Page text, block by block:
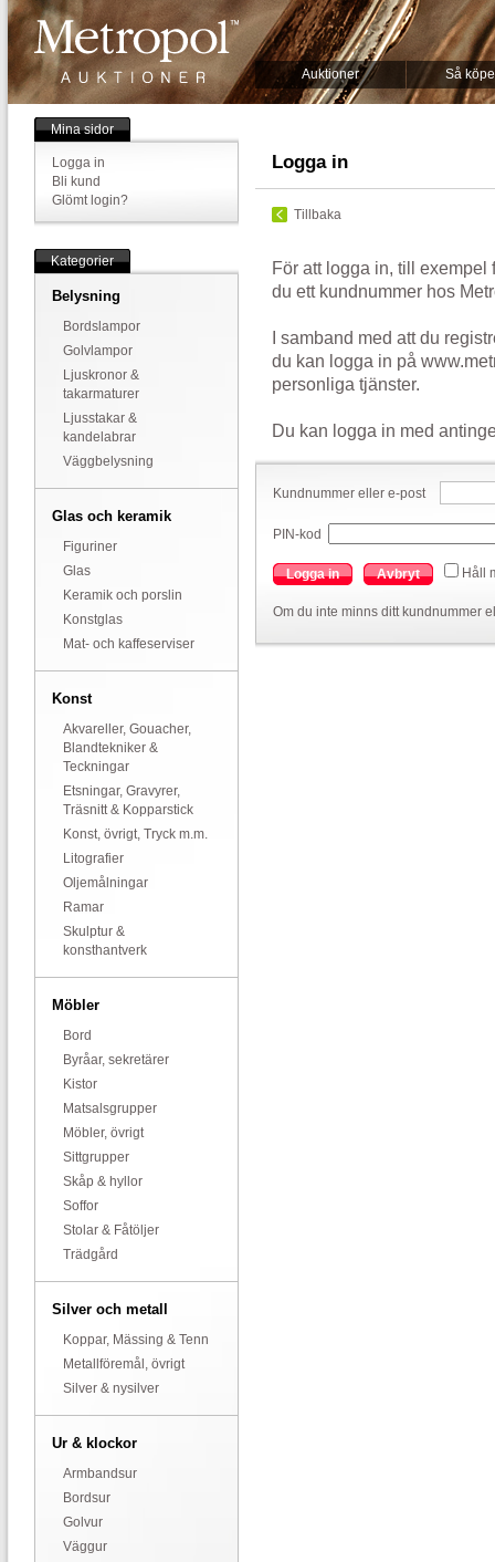
Auktioner Så
Mina sidor
Logga in
Bli kund
Glömt login?
Kategorier
Belysning
Bordslampor
Golvlampor
Ljuskronor &
takarmaturer
Ljusstakar &
kandelabrar
Väggbelysning
Glas och keramik
Figuriner
Glas
Keramik och porslin
Konstglas
Mat- och kaffeserviser
Konst
Akvareller, Gouacher,
Blandtekniker &
Teckningar
Etsningar, Gravyrer,
Träsnitt & Kopparstick
Konst, övrigt, Tryck m.m.
Litografier
Oljemålningar
Ramar
Skulptur &
konsthantverk
Möbler
Bord
Byråar, sekretärer
Kistor
Matsalsgrupper
Möbler, övrigt
Sittgrupper
Skåp & hyllor
Soffor
Stolar & Fåtöljer
Trädgård
Silver och metall
Koppar, Mässing & Tenn
Metallföremål, övrigt
Silver & nysilver
Ur & klockor
Armbandsur
Bordsur
Golvur
Väggur
Logga in
Tillbaka
För att logga in, till exempel
du ett kundnummer hos
I samband med att du
du kan logga in på
personliga tjänster.
Du kan logga in med
Kundnummer eller e-post
PIN-kod
Logga in Avbryt Håll
Om du inte minns ditt kundnummer